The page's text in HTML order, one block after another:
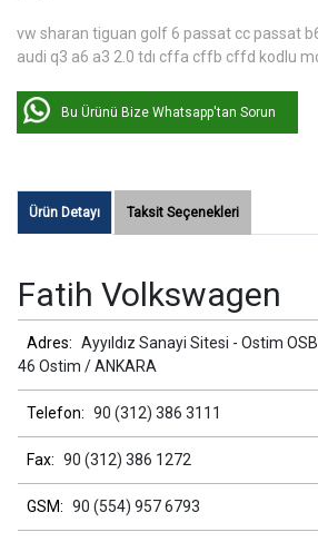
vw sharan tiguan golf 6 passat cc passat
audi q3 a6 a3 2.0 tdı cffa cffb cffd kodlu
Bu Ürünü Bize Whatsapp'tan Sorun
Ürün Detayı Taksit Seçenekleri
Fatih Volkswagen
Adres: Ayyıldız Sanayi Sitesi - Ostim
46 Ostim / ANKARA
Telefon: 90 (312) 386 3111
Fax: 90 (312) 386 1272
GSM: 90 (554) 957 6793